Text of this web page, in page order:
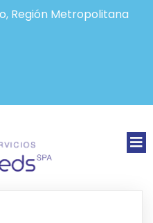
Región Metropolitana